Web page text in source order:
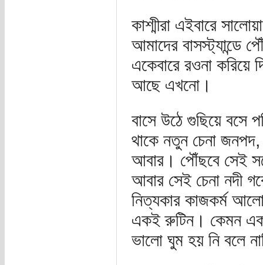
কাশ্মীরা এইবারে
আমাদের বাসস্ট্যান্ডে
একেবারে রওনা করিয়ে
আছে এখনো।
বাসে উঠে গুছিয়ে বসে
থাকে নতুন চেনা
আবার। পৌঁছবে সেই
আবার সেই চেনা নদী
নিত্যকার কাজকর্ম
একই রুটিন। কেমন
ভালো ঘুম হয় নি বলে